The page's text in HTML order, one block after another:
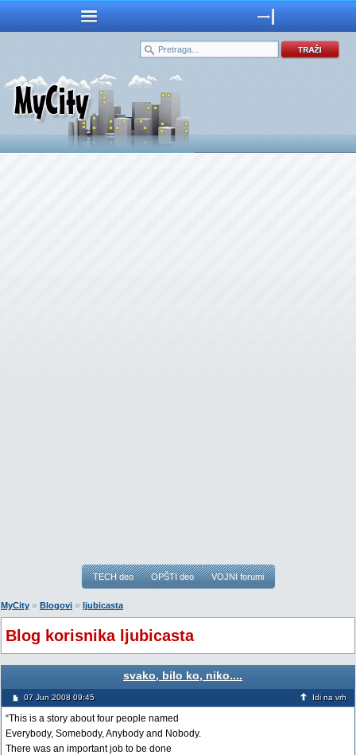
TECH deo OPŠTI deo VOJNI forumi
MyCity » Blogovi » ljubicasta
Blog korisnika ljubicasta
svako, bilo ko, niko....
07 Jun 2008 09:45 Idi na vrh
“This is a story about four people named
Everybody, Somebody, Anybody and Nobody.
There was an important job to be done